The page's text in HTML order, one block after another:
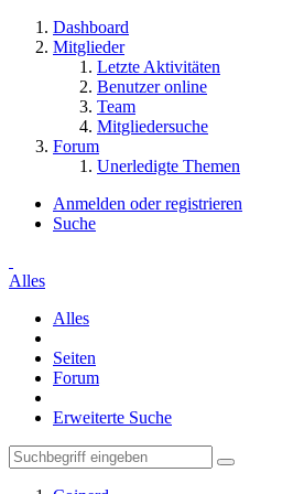
Dashboard
Mitglieder
Letzte Aktivitäten
Benutzer online
Team
Mitgliedersuche
Forum
Unerledigte Themen
Anmelden oder registrieren
Suche
Alles
Alles
Seiten
Forum
Erweiterte Suche